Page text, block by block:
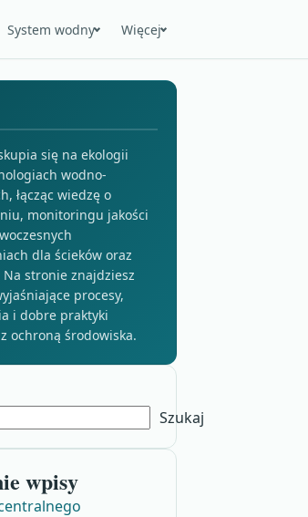
System wodny Więcej
się na ekologii
wodno-
łącząc wiedzę o
monitoringu jakości
dla ścieków oraz
stronie znajdziesz
procesy,
i dobre praktyki
ochroną środowiska.
Szukaj
wpisy